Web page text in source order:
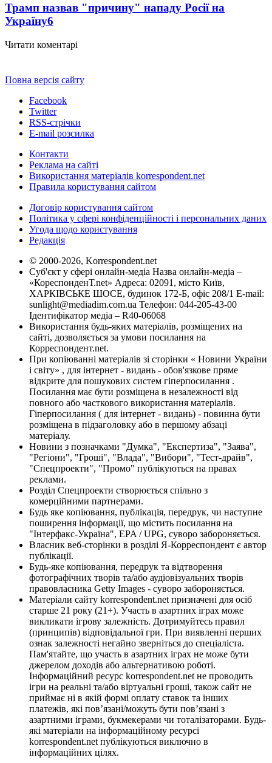
Трамп назвав "причину" нападу Росії на
Україну6
Читати коментарі
Повна версія сайту
Facebook
Twitter
RSS-стрічки
E-mail розсилка
Контакти
Реклама на сайті
Використання матеріалів korrespondent.net
Правила користування сайтом
Договір користування сайтом
Політика у сфері конфіденційності і персональних даних
Угода щодо користування
Редакція
© 2000-2026, Korrespondent.net
Суб'єкт у сфері онлайн-медіа Назва онлайн-медіа –
«КореспонденТ.net» Адреса: 02091, місто Київ,
ХАРКІВСЬКЕ ШОСЕ, будинок 172-Б, офіс 208/1 E-mail:
sunlight@mediadim.com.ua Телефон: 044-205-43-00
Ідентифікатор медіа – R40-06068
Використання будь-яких матеріалів, розміщених на
сайті, дозволяється за умови посилання на
Корреспондент.net.
При копіюванні матеріалів зі сторінки « Новини України
і світу» , для інтернет - видань - обов'язкове пряме
відкрите для пошукових систем гіперпосилання .
Посилання має бути розміщена в незалежності від
повного або часткового використання матеріалів.
Гіперпосилання ( для інтернет - видань) - повинна бути
розміщена в підзаголовку або в першому абзаці
матеріалу.
Новини з позначками "Думка", "Експертиза", "Заява",
"Регіони", "Гроші", "Влада", "Вибори", "Тест-драйв",
"Спецпроекти", "Промо" публікуються на правах
реклами.
Розділ Спецпроекти створюється спільно з
комерційними партнерами.
Будь яке копіювання, публікація, передрук, чи наступне
поширення інформації, що містить посилання на
"Інтерфакс-Україна", EPA / UPG, суворо забороняється.
Власник веб-сторінки в розділі Я-Корреспондент є автор
публікації.
Будь-яке копіювання, передрук та відтворення
фотографічних творів та/або аудіовізуальних творів
правовласника Getty Images - суворо забороняється.
Матеріали сайту korrespondent.net призначені для осіб
старше 21 року (21+). Участь в азартних іграх може
викликати ігрову залежність. Дотримуйтесь правил
(принципів) відповідальної гри. При виявленні перших
ознак залежності негайно зверніться до спеціаліста.
Пам'ятайте, що участь в азартних іграх не може бути
джерелом доходів або альтернативою роботі.
Інформаційний ресурс korrespondent.net не проводить
ігри на реальні та/або віртуальні гроші, також сайт не
приймає ні в якій формі оплату ставок та інших
платежів, які пов’язані/можуть бути пов’язані з
азартними іграми, букмекерами чи тоталізаторами. Будь-
які матеріали на інформаційному ресурсі
korrespondent.net публікуються виключно в
інформаційних цілях.